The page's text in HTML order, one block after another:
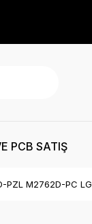
PCB SATIŞ
PZL M2762D-PC